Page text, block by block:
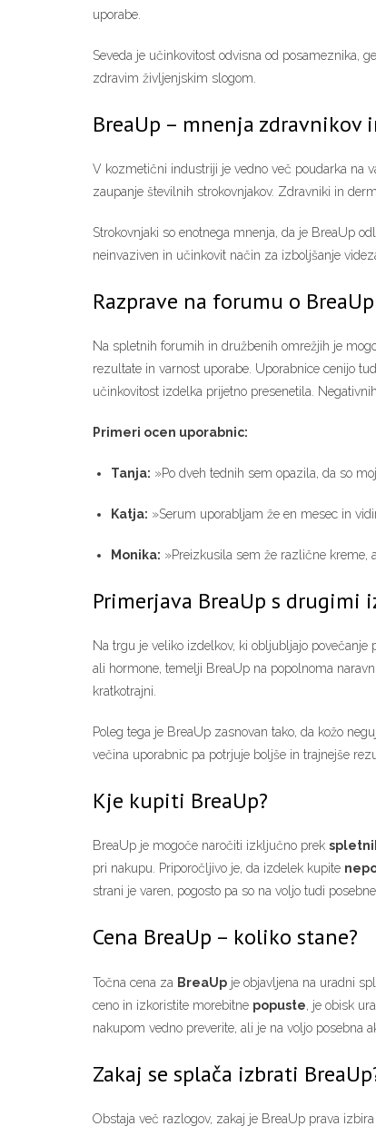
uporabe.
Seveda je učinkovitost odvisna od posameznika,
zdravim življenjskim slogom.
BreaUp – mnenja zdravnikov
V kozmetični industriji je vedno več poudarka na
zaupanje številnih strokovnjakov. Zdravniki in
Strokovnjaki so enotnega mnenja, da je BreaUp
neinvaziven in učinkovit način za izboljšanje
Razprave na forumu o BreaUp
Na spletnih forumih in družbenih omrežjih je
rezultate in varnost uporabe. Uporabnice cenijo
učinkovitost izdelka prijetno presenetila.
Primeri ocen uporabnic:
Tanja: »Po dveh tednih sem opazila, da so
Katja: »Serum uporabljam že en mesec in
Monika: »Preizkusila sem že različne kreme,
Primerjava BreaUp s drugimi
Na trgu je veliko izdelkov, ki obljubljajo povečanje
ali hormone, temelji BreaUp na popolnoma
kratkotrajni.
Poleg tega je BreaUp zasnovan tako, da kožo
večina uporabnic pa potrjuje boljše in trajnejše
Kje kupiti BreaUp?
BreaUp je mogoče naročiti izključno prek
pri nakupu. Priporočljivo je, da izdelek kupite
strani je varen, pogosto pa so na voljo tudi
Cena BreaUp – koliko stane?
Točna cena za BreaUp je objavljena na uradni
ceno in izkoristite morebitne popuste , je obisk
nakupom vedno preverite, ali je na voljo posebna
Zakaj se splača izbrati
Obstaja več razlogov, zakaj je BreaUp prava